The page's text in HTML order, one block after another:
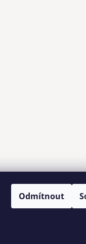
Odmítnout